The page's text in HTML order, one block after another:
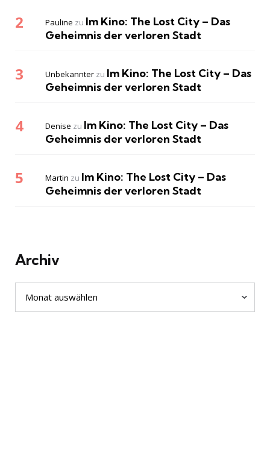
Pauline zu Im Kino: The Lost City – Das
Geheimnis der verloren Stadt
Unbekannter zu Im Kino: The Lost City – Das
Geheimnis der verloren Stadt
Denise zu Im Kino: The Lost City – Das
Geheimnis der verloren Stadt
Martin zu Im Kino: The Lost City – Das
Geheimnis der verloren Stadt
Archiv
Archiv